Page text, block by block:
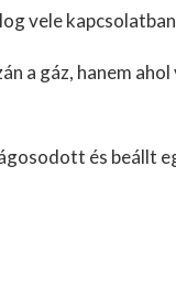
vele
a gáz, hanem
és beállt